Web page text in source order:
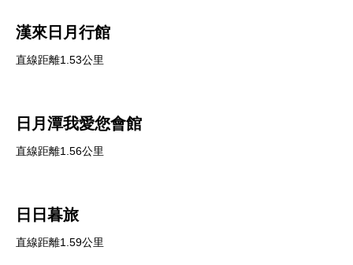
漢來日月行館
直線距離1.53公里
日月潭我愛您會館
直線距離1.56公里
日日暮旅
直線距離1.59公里